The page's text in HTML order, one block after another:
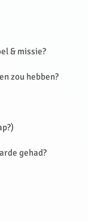
& missie?
zou hebben?
gehad?